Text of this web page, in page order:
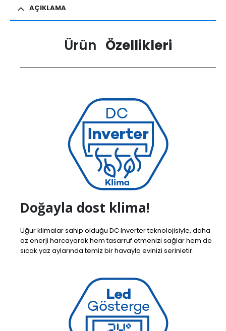
AÇIKLAMA
Ürün Özellikleri
Doğayla dost klima!
Uğur klimalar sahip olduğu DC Inverter teknolojisiyle, daha
az enerji harcayarak hem tasarruf etmenizi sağlar hem de
sıcak yaz aylarında temiz bir havayla evinizi serinletir.